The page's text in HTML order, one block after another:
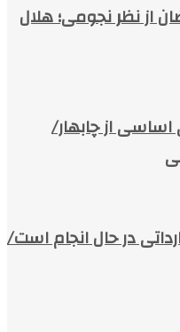
از نظر نجومی؛ هلال
اساسی از چابهار/
در حال انجام است/